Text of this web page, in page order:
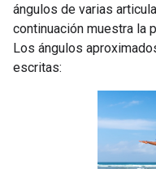
ángulos de varias
continuación muestra la
Los ángulos
escritas: